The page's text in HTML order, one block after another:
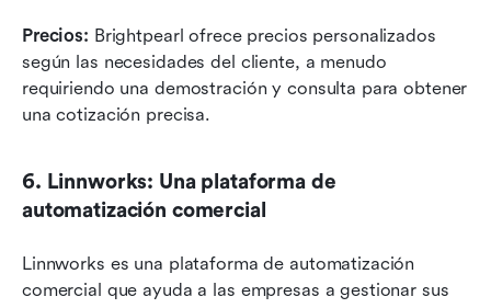
Precios: Brightpearl ofrece precios personalizados
según las necesidades del cliente, a menudo
requiriendo una demostración y consulta para obtener
una cotización precisa.
6. Linnworks: Una plataforma de
automatización comercial
Linnworks es una plataforma de automatización
comercial que ayuda a las empresas a gestionar sus